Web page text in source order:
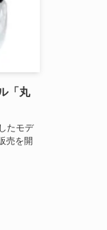
「丸
たモデ
売を開